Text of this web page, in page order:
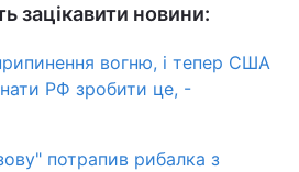
зацікавити новини:
вогню, і тепер США
РФ зробити це, -
потрапив рибалка з